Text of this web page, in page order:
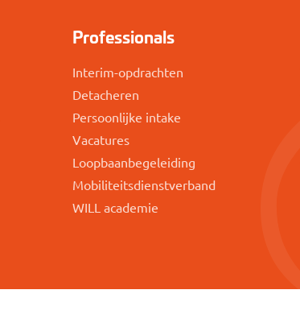
Professionals
Interim-opdrachten
Detacheren
Persoonlijke intake
Vacatures
Loopbaanbegeleiding
Mobiliteitsdienstverband
WILL academie